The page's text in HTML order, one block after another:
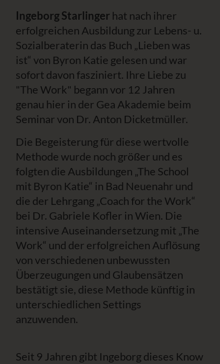
Ingeborg Starlinger hat nach ihrer
erfolgreichen Ausbildung zur Lebens- u.
Sozialberaterin das Buch „Lieben was
ist“ von Byron Katie gelesen und war
sofort davon fasziniert. Ihre Liebe zu
"The Work" begann vor 12 Jahren
genau hier in der Gea Akademie beim
Seminar von Dr. Anton Dicketmüller.
Die Begeisterung für diese wertvolle
Methode wurde noch größer und es
folgten die Ausbildungen „The School
mit Byron Katie“ in Bad Neuenahr und
die der Lehrgang „Coach for the Work“
bei Dr. Gabriele Kofler in Wien. Die
intensive Auseinandersetzung mit „The
Work“ und der erfolgreichen Auflösung
von verschiedenen unbewussten
Überzeugungen und Glaubensätzen
bestätigt sie, diese Methode künftig in
unterschiedlichen Settings
anzuwenden.
Seit 9 Jahren gibt Ingeborg dieses Know